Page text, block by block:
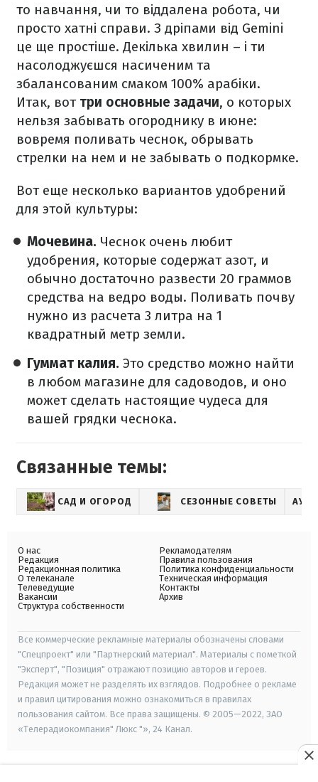
то навчання, чи то віддалена робота, чи
просто хатні справи. З дріпами від Gemini
це ще простіше. Декілька хвилин – і ти
насолоджуєшся насиченим та
збалансованим смаком 100% арабіки.
Итак, вот три основные задачи, о которых
нельзя забывать огороднику в июне:
вовремя поливать чеснок, обрывать
стрелки на нем и не забывать о подкормке.
Вот еще несколько вариантов удобрений
для этой культуры:
Мочевина. Чеснок очень любит
удобрения, которые содержат азот, и
обычно достаточно развести 20 граммов
средства на ведро воды. Поливать почву
нужно из расчета 3 литра на 1
квадратный метр земли.
Гуммат калия. Это средство можно найти
в любом магазине для садоводов, и оно
может сделать настоящие чудеса для
вашей грядки чеснока.
Связанные темы:
САД И ОГОРОД СЕЗОННЫЕ СОВЕТЫ
О нас
Редакция
Редакционная политика
О телеканале
Телеведущие
Вакансии
Структура собственности
Рекламодателям
Правила пользования
Политика конфиденциальности
Техническая информация
Контакты
Архив
Все коммерческие рекламные материалы обозначены словами
"Спецпроект" или "Партнерский материал". Материалы с пометкой
"Эксперт", "Позиция" отражают позицию авторов и героев.
Редакция может не разделять их взглядов. Подробнее о рекламе
и правил цитирования можно ознакомиться в правилах
пользования сайтом. Все права защищены. © 2005—2022, ЗАО
«Телерадиокомпания" Люкс "», 24 Канал.